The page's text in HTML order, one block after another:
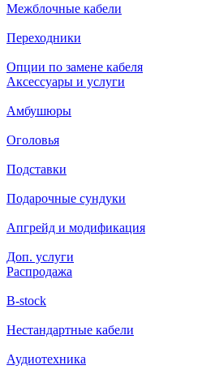
Межблочные кабели
Переходники
Опции по замене кабеля
Аксессуары и услуги
Амбушюры
Оголовья
Подставки
Подарочные сундуки
Апгрейд и модификация
Доп. услуги
Распродажа
B-stock
Нестандартные кабели
Аудиотехника